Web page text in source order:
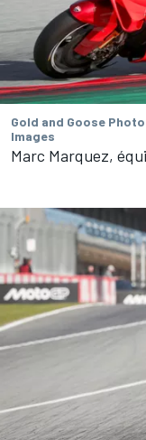
Gold and Goose
Images
Marc Marquez,